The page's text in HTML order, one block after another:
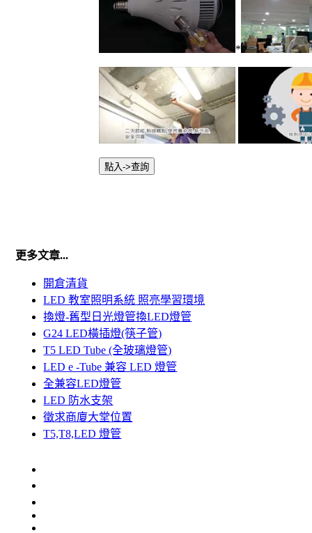
*
點入->查詢
更多文章...
開倉清貨
LED 教室照明系統 照亮學習環境
換燈-舊型日光燈管換LED燈管
G24 LED橫插燈(筷子管)
T5 LED Tube (全玻璃燈管)
LED e -Tube 兼容 LED 燈管
全兼容LED燈管
LED 防水支架
徵求商廈大堂位置
T5,T8,LED 燈管